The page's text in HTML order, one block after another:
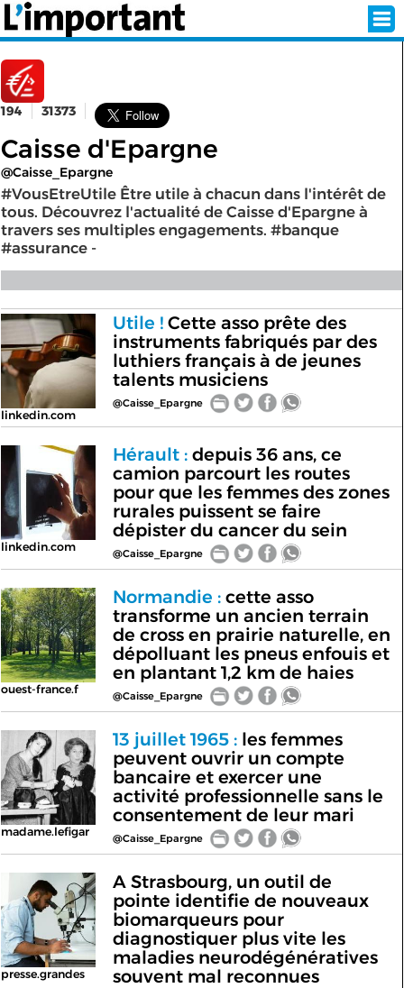
INSCRIPTION
SÉLECTION DE L'ÉTÉ
SUR L'ÉCRAN D'ACCUEIL
SUIVEZ NOUS:
< RETOUR À L'ACCUEIL
194 31373
Caisse d'Epargne
@Caisse_Epargne
#VousEtreUtile Être utile à chacun dans l'intérêt de
tous. Découvrez l'actualité de Caisse d'Epargne à
travers ses multiples engagements. #banque
#assurance -
linkedin.com
Utile !Cette asso prête des
instruments fabriqués par des
luthiers français à de jeunes
talents musiciens
@Caisse_Epargne
linkedin.com
Hérault :depuis 36 ans, ce
camion parcourt les routes
pour que les femmes des zones
rurales puissent se faire
dépister du cancer du sein
@Caisse_Epargne
ouest-france.f
Normandie :cette asso
transforme un ancien terrain
de cross en prairie naturelle, en
dépolluant les pneus enfouis et
en plantant 1,2 km de haies
@Caisse_Epargne
madame.lefigar
13 juillet 1965 :les femmes
peuvent ouvrir un compte
bancaire et exercer une
activité professionnelle sans le
consentement de leur mari
@Caisse_Epargne
presse.grandes
A Strasbourg, un outil de
pointe identifie de nouveaux
biomarqueurs pour
diagnostiquer plus vite les
maladies neurodégénératives
souvent mal reconnues